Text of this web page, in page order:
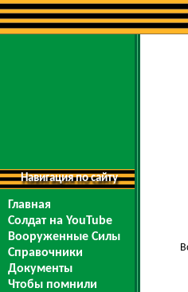
Навигация по сайту
Главная
Солдат на YouTube
Вооруженные Силы
Справочники
Документы
Чтобы помнили